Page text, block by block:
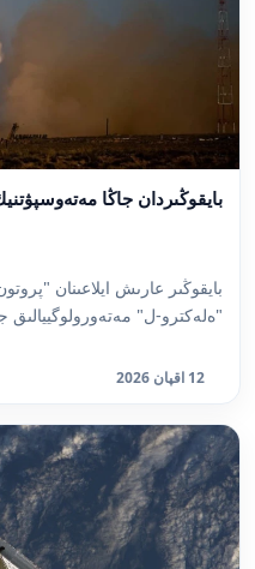
بايقوڭىردان جاڭا
بايقوڭىر عارىش ايلاعىنان
"ەلەكترو-ل"
12 اقپان 2026